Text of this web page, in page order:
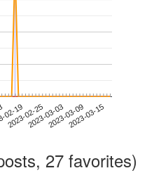
19
2023-02-252023-03-032023-03-092023-03-15
27 favorites)